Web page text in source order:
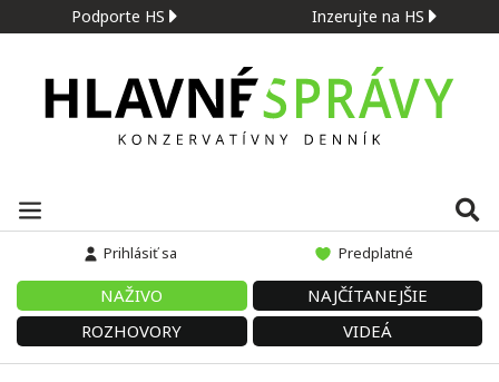
Podporte HS Inzerujte na HS
Prihlásiť sa Predplatné
NAŽIVO
NAJČÍTANEJŠIE
ROZHOVORY
VIDEÁ